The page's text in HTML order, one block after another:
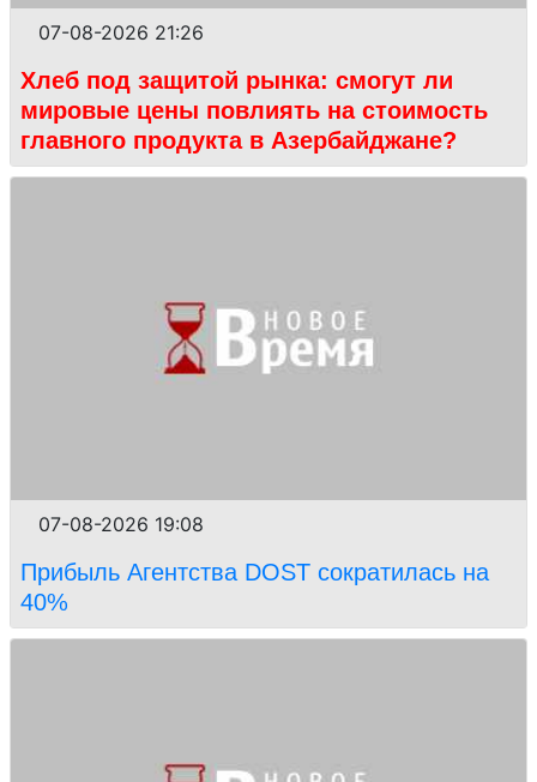
07-08-2026 21:26
Хлеб под защитой рынка: смогут ли
мировые цены повлиять на стоимость
главного продукта в Азербайджане?
07-08-2026 19:08
Прибыль Агентства DOST сократилась на
40%